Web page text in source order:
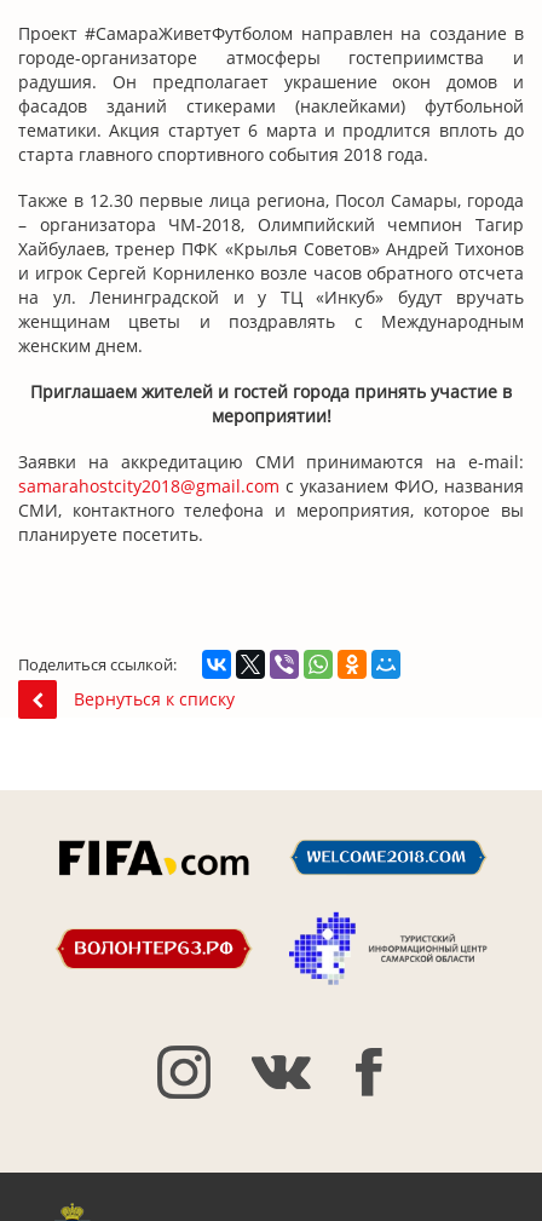
Проект #СамараЖиветФутболом направлен на создание в
городе-организаторе атмосферы гостеприимства и
радушия. Он предполагает украшение окон домов и
фасадов зданий стикерами (наклейками) футбольной
тематики. Акция стартует 6 марта и продлится вплоть до
старта главного спортивного события 2018 года.
Также в 12.30 первые лица региона, Посол Самары, города
– организатора ЧМ-2018, Олимпийский чемпион Тагир
Хайбулаев, тренер ПФК «Крылья Советов» Андрей Тихонов
и игрок Сергей Корниленко возле часов обратного отсчета
на ул. Ленинградской и у ТЦ «Инкуб» будут вручать
женщинам цветы и поздравлять с Международным
женским днем.
Приглашаем жителей и гостей города принять участие в
мероприятии!
Заявки на аккредитацию СМИ принимаются на e-mail:
samarahostcity2018@gmail.com с указанием ФИО, названия
СМИ, контактного телефона и мероприятия, которое вы
планируете посетить.
Поделиться ссылкой:
Вернуться к списку